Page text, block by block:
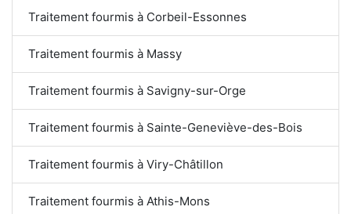
Traitement fourmis à Corbeil-Essonnes
Traitement fourmis à Massy
Traitement fourmis à Savigny-sur-Orge
Traitement fourmis à Sainte-Geneviève-des-Bois
Traitement fourmis à Viry-Châtillon
Traitement fourmis à Athis-Mons